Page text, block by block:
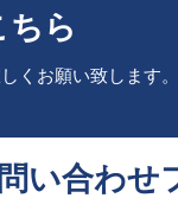
ちら
くお願い致します。
い合わせ